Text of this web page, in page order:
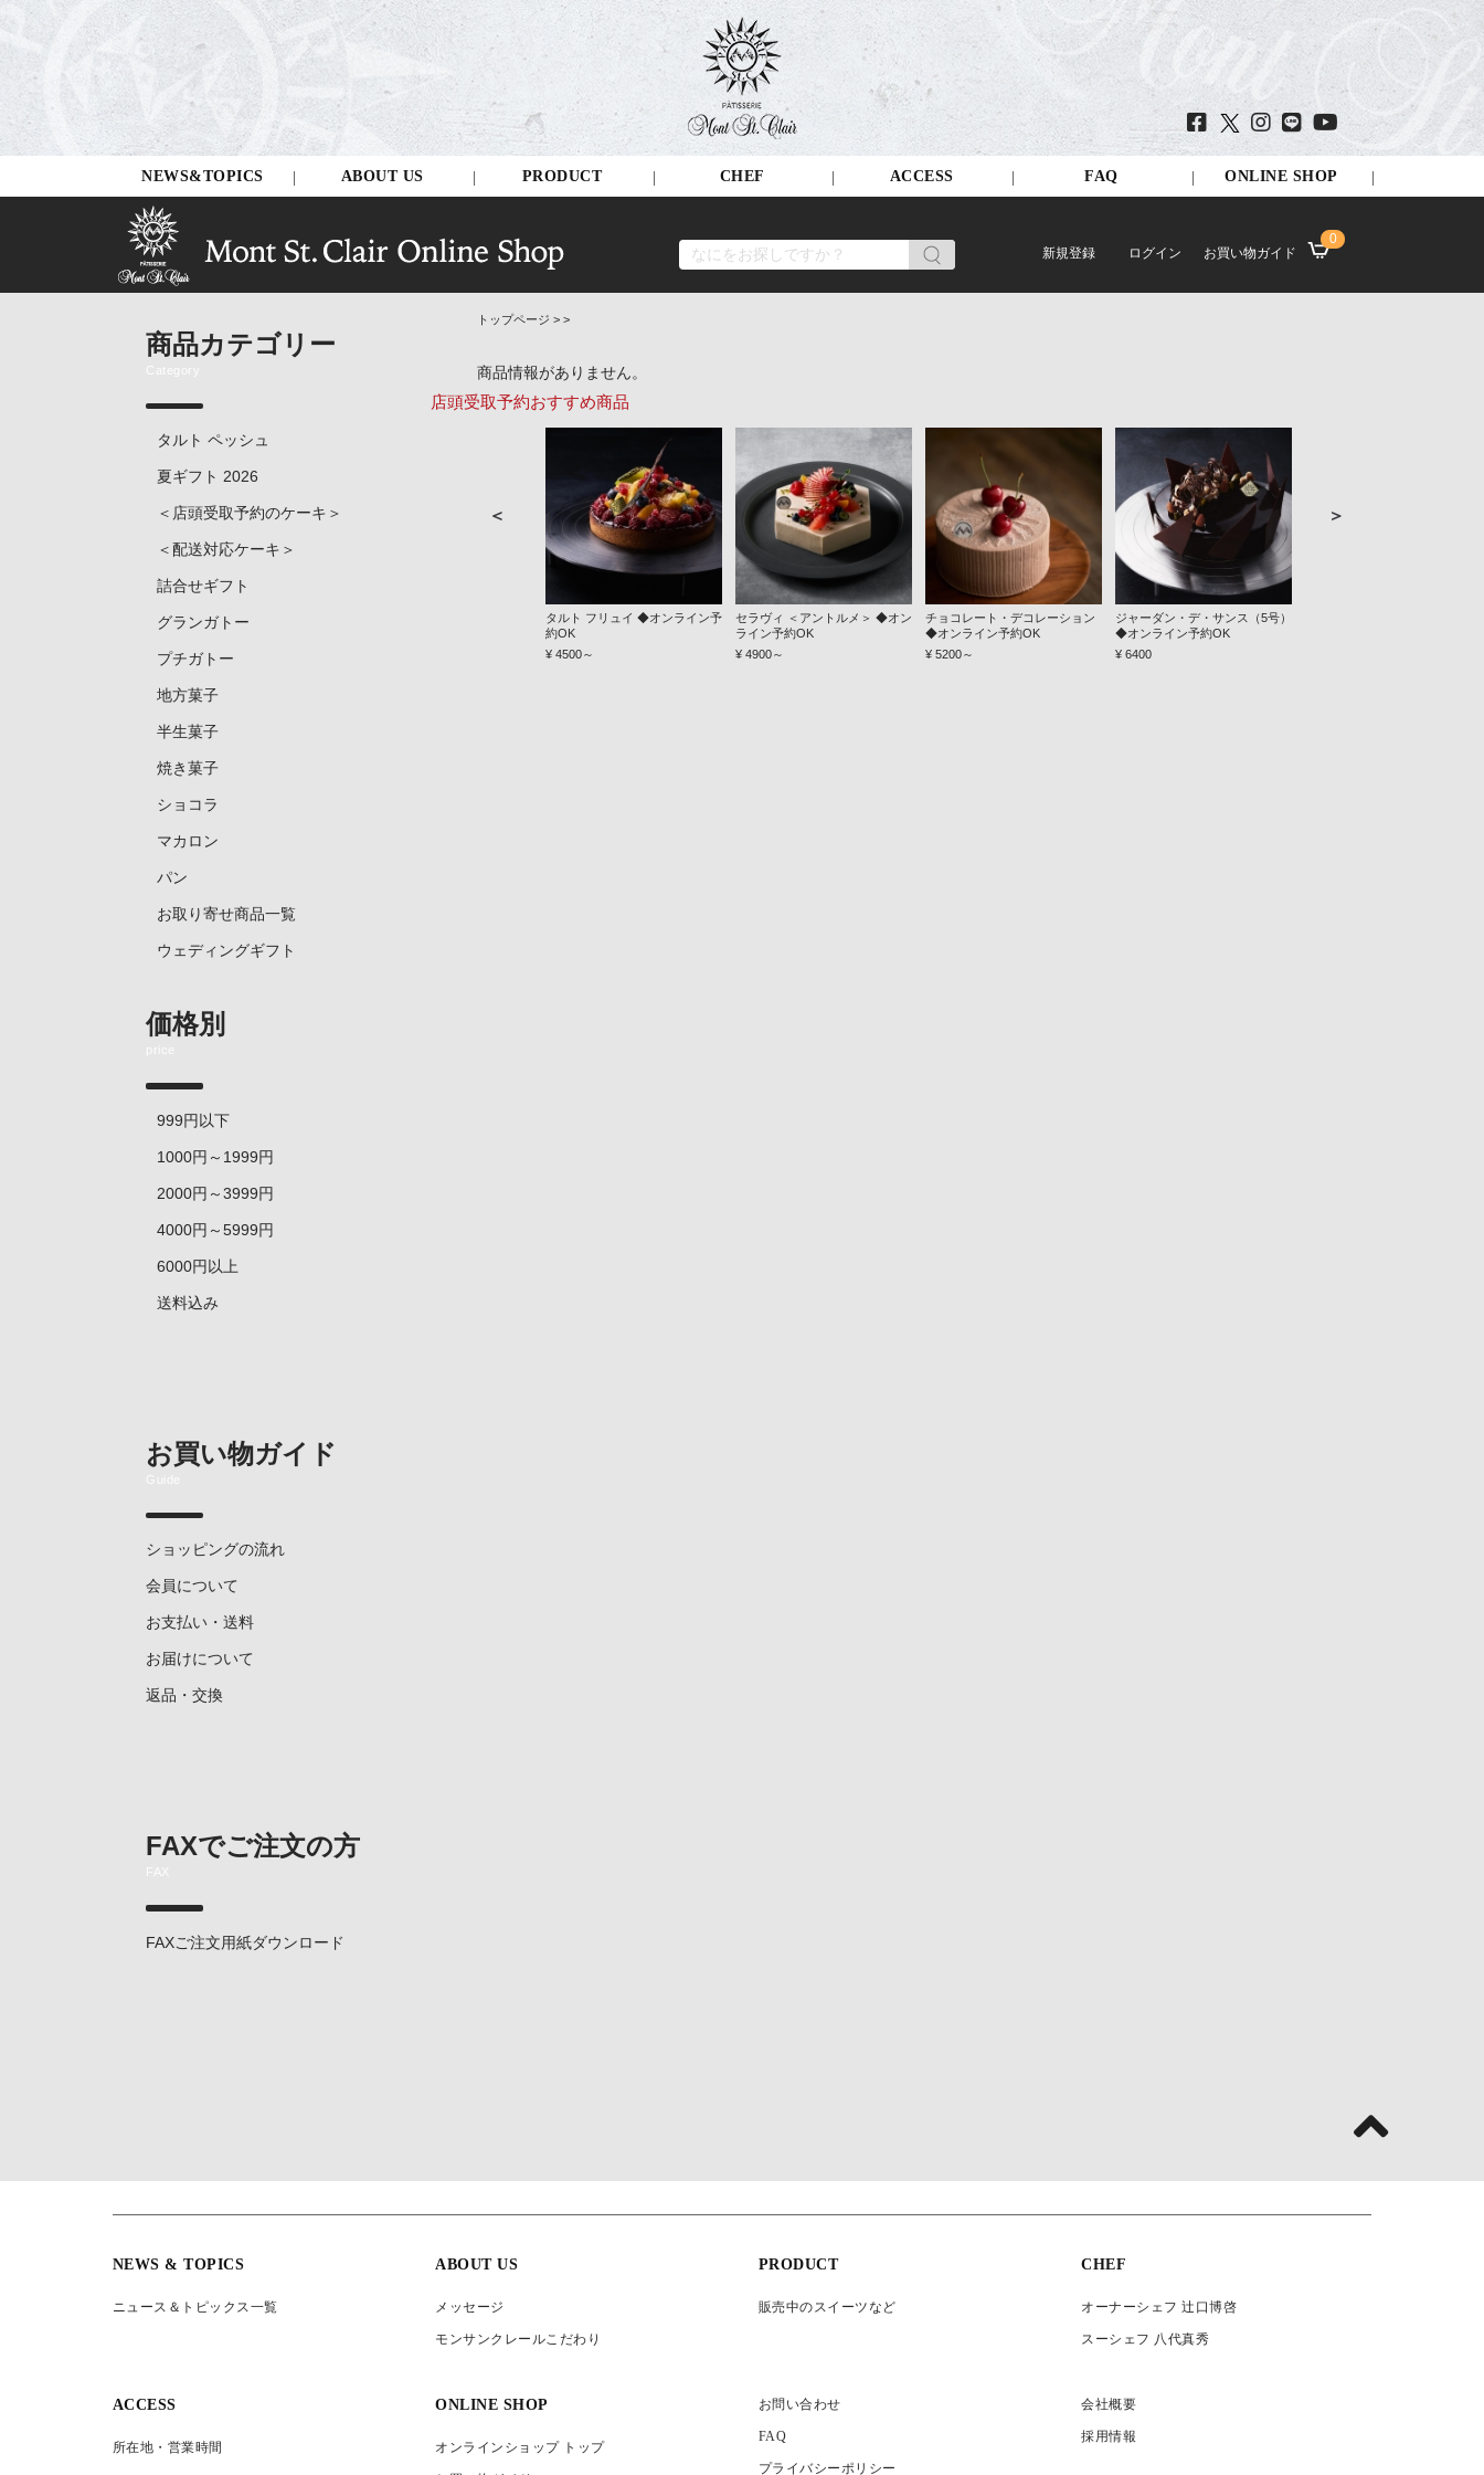
NEWS&TOPICS ABOUT US PRODUCT CHEF ACCESS FAQ ONLINE SHOP
新規登録 ログイン お買い物ガイド
0
商品カテゴリー
Category
タルト ペッシュ
夏ギフト 2026
＜店頭受取予約のケーキ＞
＜配送対応ケーキ＞
詰合せギフト
グランガトー
プチガトー
地方菓子
半生菓子
焼き菓子
ショコラ
マカロン
パン
お取り寄せ商品一覧
ウェディングギフト
価格別
price
999円以下
1000円～1999円
2000円～3999円
4000円～5999円
6000円以上
送料込み
お買い物ガイド
ショッピングの流れ
会員について
お支払い・送料
お届けについて
返品・交換
FAXでご注文の方
FAX
FAXご注文用紙ダウンロード
トップページ > >
商品情報がありません。
店頭受取予約おすすめ商品
タルト フリュイ ◆オンライン予
約OK
¥ 4500～
セラヴィ ＜アントルメ＞ ◆オン
ライン予約OK
¥ 4900～
チョコレート・デコレーション
◆オンライン予約OK
¥ 5200～
ジャーダン・デ・サンス（5号）
◆オンライン予約OK
¥ 6400
＜ ＞
NEWS & TOPICS
ニュース＆トピックス一覧
ABOUT US
メッセージ
モンサンクレールこだわり
PRODUCT
販売中のスイーツなど
CHEF
オーナーシェフ 辻口博啓
スーシェフ 八代真秀
ACCESS
所在地・営業時間
ONLINE SHOP
オンラインショップ トップ
お問い合わせ
FAQ
プライバシーポリシー
会社概要
採用情報